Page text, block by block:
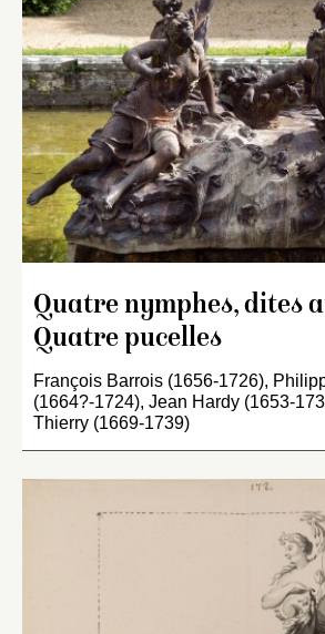
Quatre nymphes, dites
Quatre pucelles
François Barrois (1656-1726),
(1664?-1724), Jean Hardy (1653-
Thierry (1669-1739)